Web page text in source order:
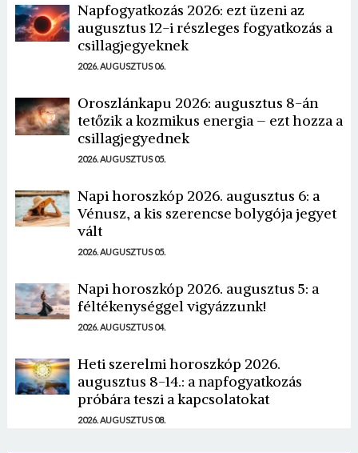
Napfogyatkozás 2026: ezt üzeni az
augusztus 12-i részleges fogyatkozás a
csillagjegyeknek
2026. AUGUSZTUS 06.
Oroszlánkapu 2026: augusztus 8-án
tetőzik a kozmikus energia – ezt hozza a
csillagjegyednek
2026. AUGUSZTUS 05.
Napi horoszkóp 2026. augusztus 6: a
Vénusz, a kis szerencse bolygója jegyet
vált
2026. AUGUSZTUS 05.
Napi horoszkóp 2026. augusztus 5: a
féltékenységgel vigyázzunk!
2026. AUGUSZTUS 04.
Heti szerelmi horoszkóp 2026.
augusztus 8-14.: a napfogyatkozás
próbára teszi a kapcsolatokat
2026. AUGUSZTUS 08.